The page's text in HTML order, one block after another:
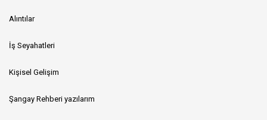
Alıntılar
İş Seyahatleri
Kişisel Gelişim
Şangay Rehberi yazılarım